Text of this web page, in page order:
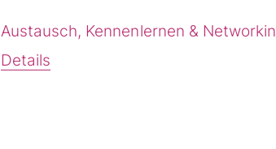
Austausch, Kennenlernen &
Details